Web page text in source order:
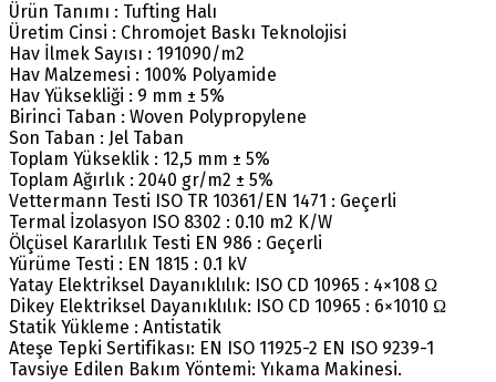
Ürün Tanımı : Tufting Halı
Üretim Cinsi : Chromojet Baskı Teknolojisi
Hav İlmek Sayısı : 191090/m2
Hav Malzemesi : 100% Polyamide
Hav Yüksekliği : 9 mm ± 5%
Birinci Taban : Woven Polypropylene
Son Taban : Jel Taban
Toplam Yükseklik : 12,5 mm ± 5%
Toplam Ağırlık : 2040 gr/m2 ± 5%
Vettermann Testi ISO TR 10361/EN 1471 : Geçerli
Termal İzolasyon ISO 8302 : 0.10 m2 K/W
Ölçüsel Kararlılık Testi EN 986 : Geçerli
Yürüme Testi : EN 1815 : 0.1 kV
Yatay Elektriksel Dayanıklılık: ISO CD 10965 : 4×108 Ω
Dikey Elektriksel Dayanıklılık: ISO CD 10965 : 6×1010 Ω
Statik Yükleme : Antistatik
Ateşe Tepki Sertifikası: EN ISO 11925-2 EN ISO 9239-1
Tavsiye Edilen Bakım Yöntemi: Yıkama Makinesi.